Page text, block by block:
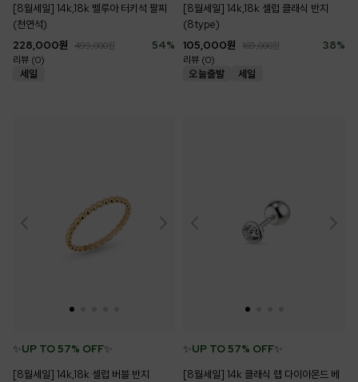
[8월세일] 14k,18k 벨루아 터키석 팔찌
(천연석)
54%
228,000원 499,000원
리뷰 (0)
[8월세일] 14k,18k 셀럽 클래식 반지
(8type)
38%
105,000원 169,000원
리뷰 (0)
✨UP TO 57% OFF✨
[8월세일] 14k,18k 셀럽 버블 반지
✨UP TO 57% OFF✨
[8월세일] 14k 클래식 랩 다이아몬드 베